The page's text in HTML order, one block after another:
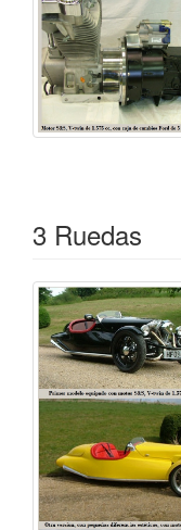
en Clapham,
3 Ruedas